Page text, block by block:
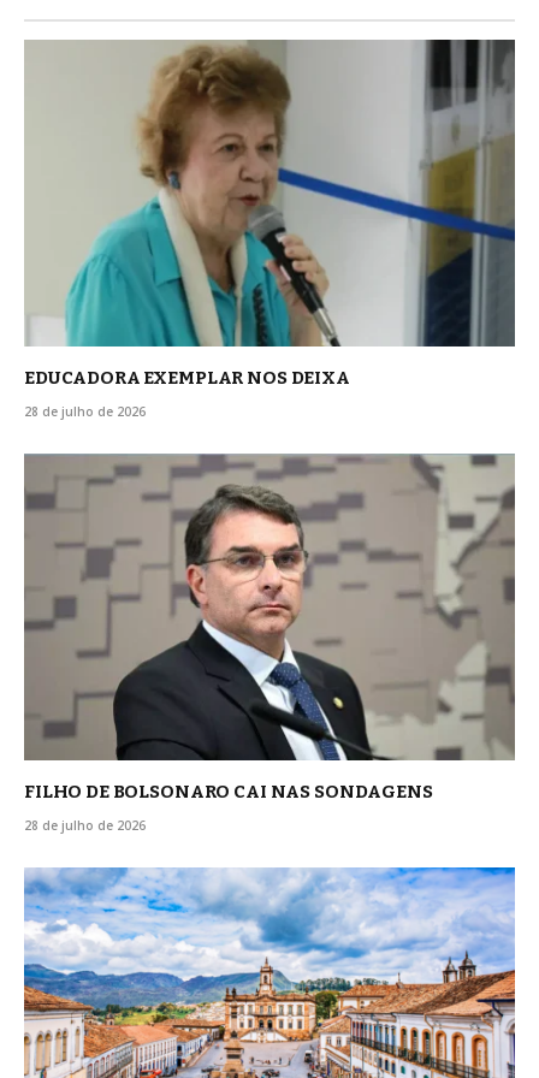
EDUCADORA EXEMPLAR NOS DEIXA
28 de julho de 2026
FILHO DE BOLSONARO CAI NAS SONDAGENS
28 de julho de 2026